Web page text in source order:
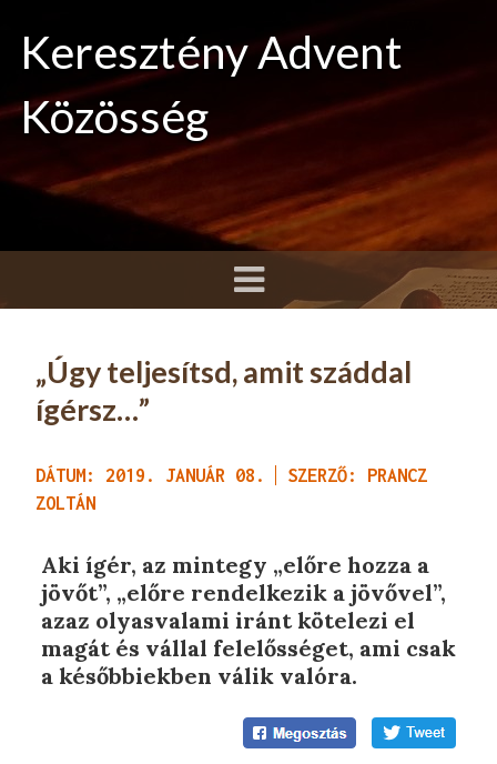
Keresztény Advent
Közösség
„Úgy teljesítsd, amit száddal
ígérsz…”
DÁTUM: 2019. JANUÁR 08.
SZERZŐ: PRANCZ
ZOLTÁN
Aki ígér, az mintegy „előre hozza a
jövőt”, „előre rendelkezik a jövővel”,
azaz olyasvalami iránt kötelezi el
magát és vállal felelősséget, ami csak
a későbbiekben válik valóra.